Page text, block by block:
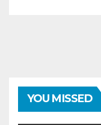
YOU MISSED